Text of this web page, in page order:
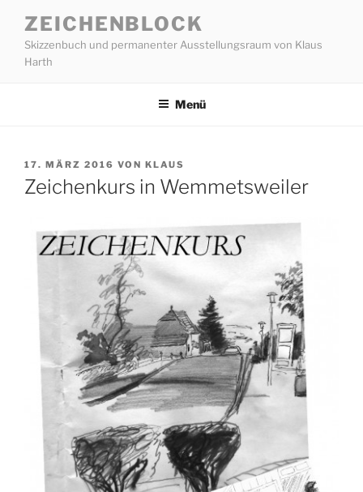
Inhalt
springen
ZEICHENBLOCK
Skizzenbuch und permanenter Ausstellungsraum von Klaus
Harth
Menü
VERÖFFENTLICHT
AM
17. MÄRZ 2016 VON KLAUS
Zeichenkurs in Wemmetsweiler